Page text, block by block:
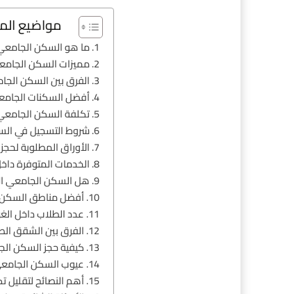
مواضيع
ما هو السكن
مميزات السكن
الفرق بين السكن
أفضل السكنات
تكلفة السكن
شروط التسجيل في
الأوراق المطلوبة
الخدمات المتوفرة
هل السكن الجامعي
أفضل مناطق السكن
عدد الطلاب داخل
الفرق بين الشقق
كيفية حجز السكن
عيوب السكن
أهم النصائح